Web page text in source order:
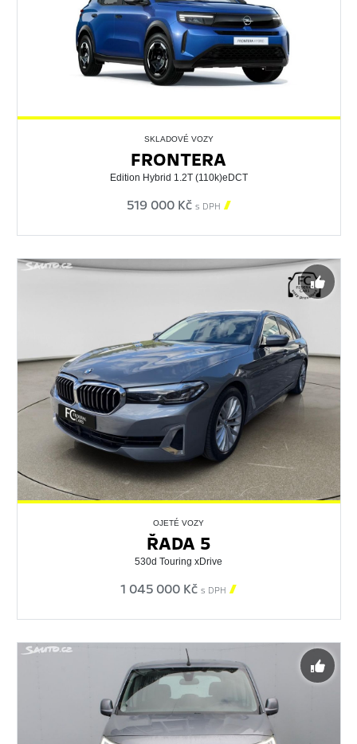
SKLADOVÉ VOZY
FRONTERA
Edition Hybrid 1.2T (110k)eDCT
519 000 Kč s DPH 
OJETÉ VOZY
ŘADA 5
530d Touring xDrive
1 045 000 Kč s DPH 